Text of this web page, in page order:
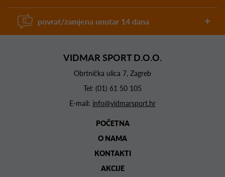
povrat/zamjena unutar 14 dana
VIDMAR SPORT D.O.O.
Obrtnička ulica 7, Zagreb
Tel: (01) 61 50 105
E-mail: info@vidmarsport.hr
POČETNA
O NAMA
KONTAKTI
AKCIJE